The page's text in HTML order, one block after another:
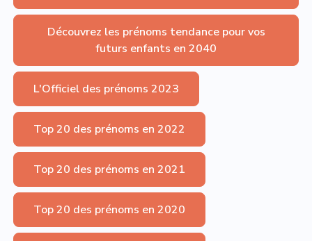
Découvrez les prénoms tendance pour vos
futurs enfants en 2040
L'Officiel des prénoms 2023
Top 20 des prénoms en 2022
Top 20 des prénoms en 2021
Top 20 des prénoms en 2020